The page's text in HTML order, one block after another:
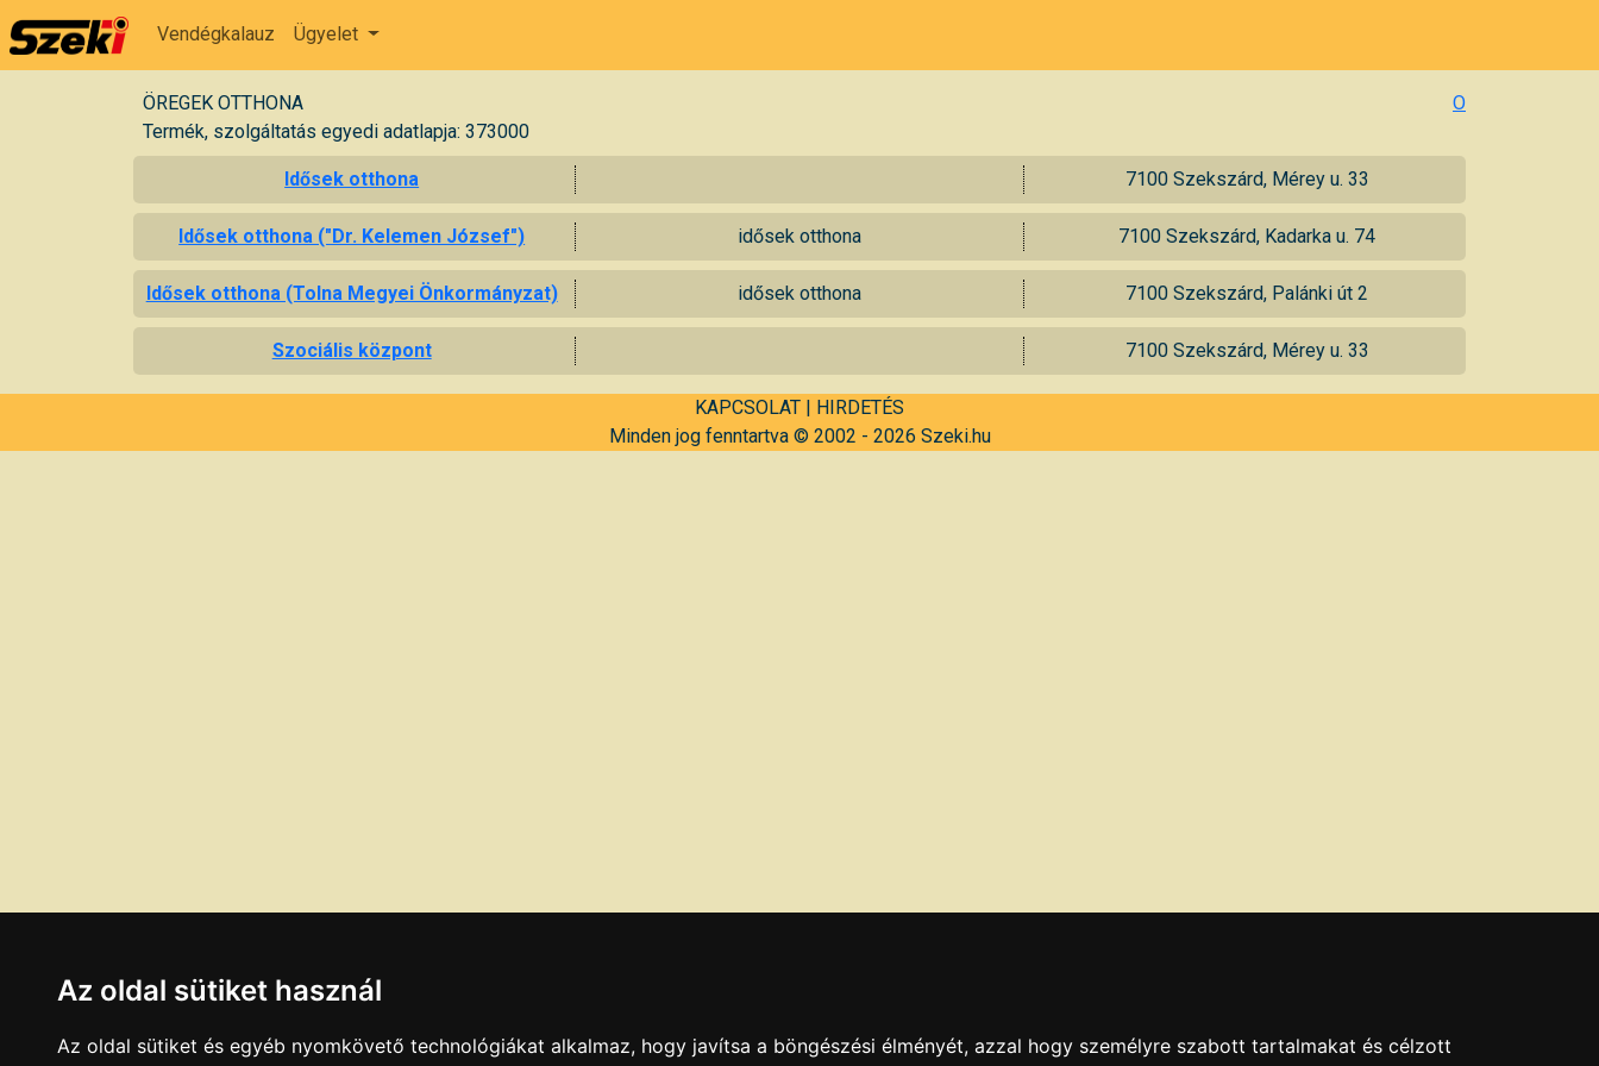
Vendégkalauz Ügyelet
ÖREGEK OTTHONA
O
Termék, szolgáltatás egyedi adatlapja: 373000
Idősek otthona 7100 Szekszárd, Mérey u. 33
Idősek otthona ("Dr. Kelemen József") idősek otthona 7100 Szekszárd, Kadarka u. 74
Idősek otthona (Tolna Megyei Önkormányzat) idősek otthona 7100 Szekszárd, Palánki út 2
Szociális központ 7100 Szekszárd, Mérey u. 33
KAPCSOLAT | HIRDETÉS
Minden jog fenntartva © 2002 - 2026 Szeki.hu
Az oldal sütiket használ
Az oldal sütiket és egyéb nyomkövető technológiákat alkalmaz, hogy javítsa a böngészési élményét, azzal hogy személyre szabott tartalmakat és célzott